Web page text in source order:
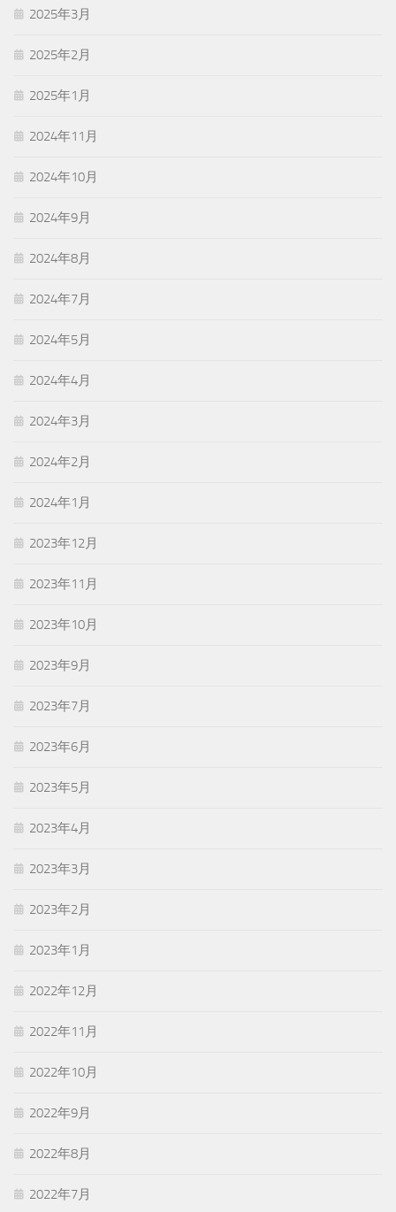
2025年3月
2025年2月
2025年1月
2024年11月
2024年10月
2024年9月
2024年8月
2024年7月
2024年5月
2024年4月
2024年3月
2024年2月
2024年1月
2023年12月
2023年11月
2023年10月
2023年9月
2023年7月
2023年6月
2023年5月
2023年4月
2023年3月
2023年2月
2023年1月
2022年12月
2022年11月
2022年10月
2022年9月
2022年8月
2022年7月